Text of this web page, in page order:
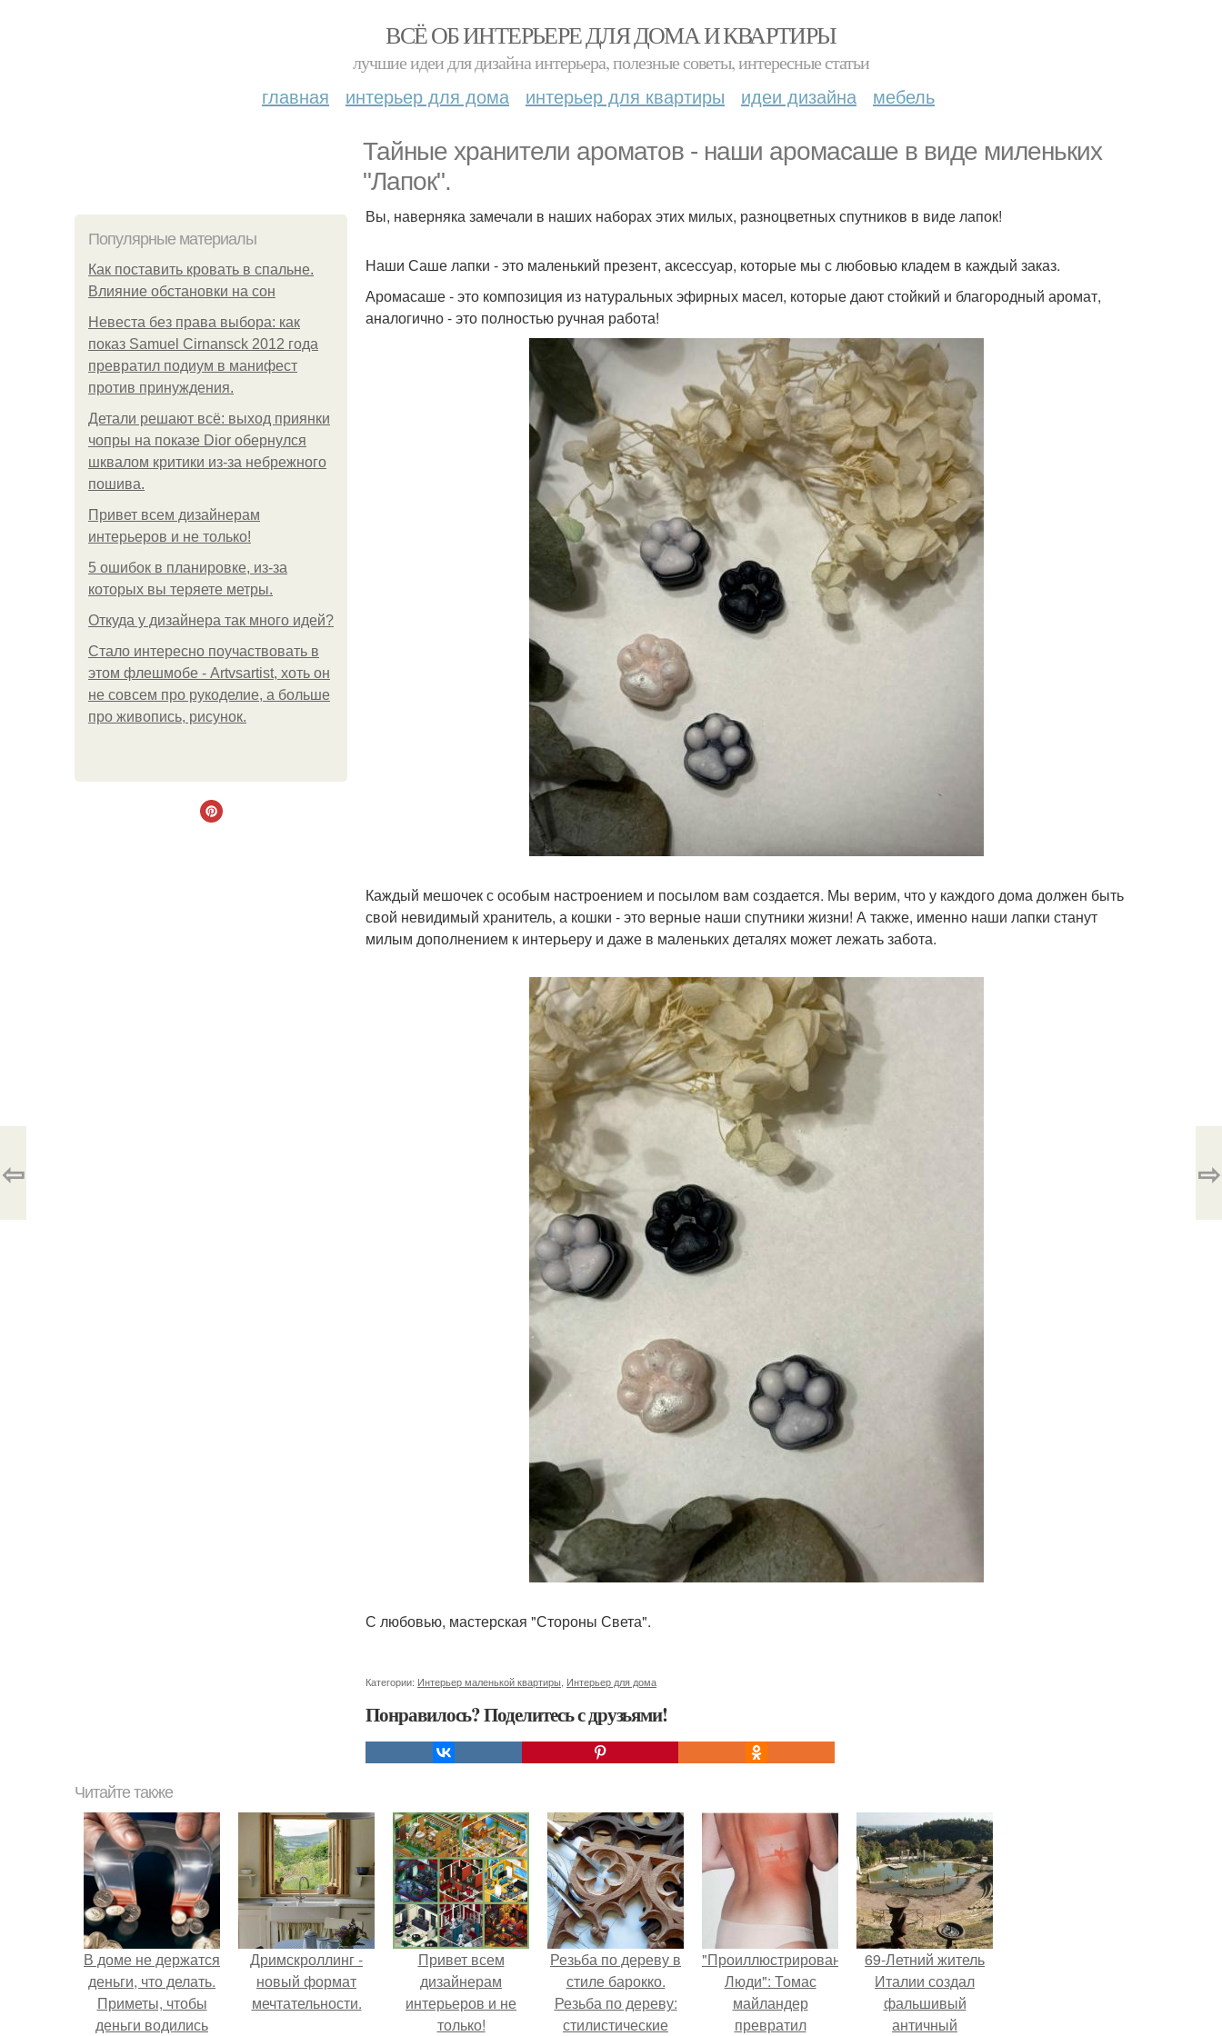
ВСЁ ОБ ИНТЕРЬЕРЕ ДЛЯ ДОМА И КВАРТИРЫ
лучшие идеи для дизайна интерьера, полезные советы, интересные статьи
главная интерьер для дома интерьер для квартиры идеи дизайна мебель
Тайные хранители ароматов - наши аромасаше в виде миленьких
"Лапок".
Популярные материалы
Как поставить кровать в спальне.
Влияние обстановки на сон
Невеста без права выбора: как
показ Samuel Cirnansck 2012 года
превратил подиум в манифест
против принуждения.
Детали решают всё: выход приянки
чопры на показе Dior обернулся
шквалом критики из-за небрежного
пошива.
Привет всем дизайнерам
интерьеров и не только!
5 ошибок в планировке, из-за
которых вы теряете метры.
Откуда у дизайнера так много идей?
Стало интересно поучаствовать в
этом флешмобе - Artvsartist, хоть он
не совсем про рукоделие, а больше
про живопись, рисунок.
Вы, наверняка замечали в наших наборах этих милых, разноцветных спутников в виде лапок!
Наши Саше лапки - это маленький презент, аксессуар, которые мы с любовью кладем в каждый заказ.
Аромасаше - это композиция из натуральных эфирных масел, которые дают стойкий и благородный аромат,
аналогично - это полностью ручная работа!
Каждый мешочек с особым настроением и посылом вам создается. Мы верим, что у каждого дома должен быть
свой невидимый хранитель, а кошки - это верные наши спутники жизни! А также, именно наши лапки станут
милым дополнением к интерьеру и даже в маленьких деталях может лежать забота.
С любовью, мастерская "Стороны Света".
Категории: Интерьер маленькой квартиры Интерьер для дома
Понравилось? Поделитесь с друзьями!
⇦ ⇨
Читайте также
В доме не держатся
деньги, что делать.
Приметы, чтобы
деньги водились
Дримскроллинг -
новый формат
мечтательности.
Привет всем
дизайнерам
интерьеров и не
только!
Резьба по дереву в
стиле барокко.
Резьба по дереву:
стилистические
"Проиллюстрированные
Люди": Томас
майландер
превратил
69-Летний житель
Италии создал
фальшивый
античный